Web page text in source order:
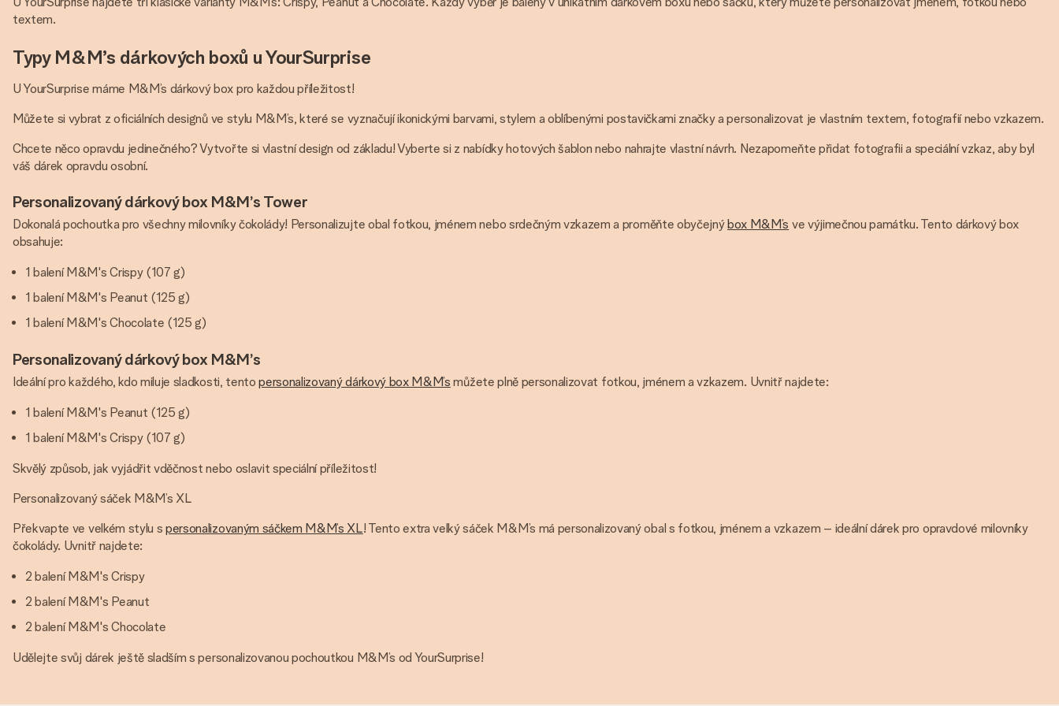
textem.
Typy M&M’s dárkových boxů u YourSurprise
U YourSurprise máme M&M’s dárkový box pro každou příležitost!
Můžete si vybrat z oficiálních designů ve stylu M&M’s, které se vyznačují ikonickými barvami, stylem a oblíbenými postavičkami značky a personalizovat je vlastním textem, fotografií nebo vzkazem.
Chcete něco opravdu jedinečného? Vytvořte si vlastní design od základu! Vyberte si z nabídky hotových šablon nebo nahrajte vlastní návrh. Nezapomeňte přidat fotografii a speciální vzkaz, aby byl
váš dárek opravdu osobní.
Personalizovaný dárkový box M&M’s Tower
Dokonalá pochoutka pro všechny milovníky čokolády! Personalizujte obal fotkou, jménem nebo srdečným vzkazem a proměňte obyčejnýbox M&M’s ve výjimečnou památku. Tento dárkový box
obsahuje:
1 balení M&M's Crispy (107 g)
1 balení M&M's Peanut (125 g)
1 balení M&M's Chocolate (125 g)
Personalizovaný dárkový box M&M’s
Ideální pro každého, kdo miluje sladkosti, tentopersonalizovaný dárkový box M&M’s můžete plně personalizovat fotkou, jménem a vzkazem. Uvnitř najdete:
1 balení M&M's Peanut (125 g)
1 balení M&M's Crispy (107 g)
Skvělý způsob, jak vyjádřit vděčnost nebo oslavit speciální příležitost!
Personalizovaný sáček M&M’s XL
Překvapte ve velkém stylu spersonalizovaným sáčkem M&M’s XL! Tento extra velký sáček M&M’s má personalizovaný obal s fotkou, jménem a vzkazem – ideální dárek pro opravdové milovníky
čokolády. Uvnitř najdete:
2 balení M&M's Crispy
2 balení M&M's Peanut
2 balení M&M's Chocolate
Udělejte svůj dárek ještě sladším s personalizovanou pochoutkou M&M’s od YourSurprise!